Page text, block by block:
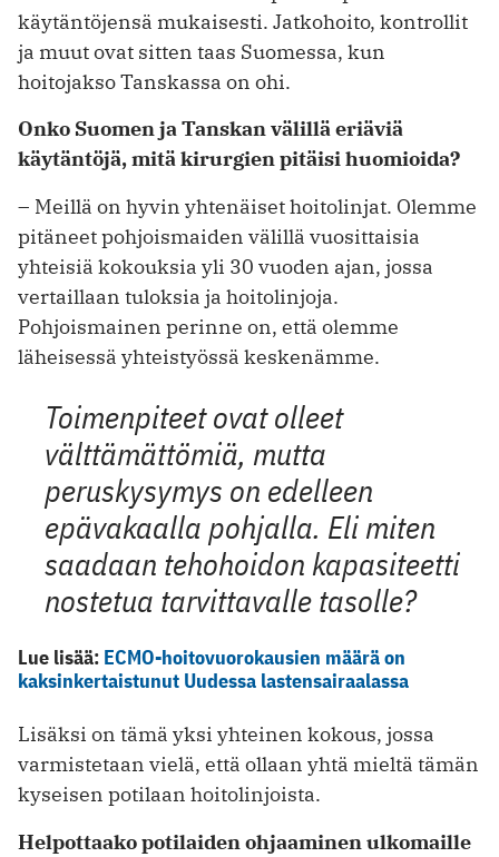
käytäntöjensä mukaisesti. Jatkohoito, kontrollit
ja muut ovat sitten taas Suomessa, kun
hoitojakso Tanskassa on ohi.
Onko Suomen ja Tanskan välillä eriäviä
käytäntöjä, mitä kirurgien pitäisi huomioida?
– Meillä on hyvin yhtenäiset hoitolinjat. Olemme
pitäneet pohjoismaiden välillä vuosittaisia
yhteisiä kokouksia yli 30 vuoden ajan, jossa
vertaillaan tuloksia ja hoitolinjoja.
Pohjoismainen perinne on, että olemme
läheisessä yhteistyössä keskenämme.
Toimenpiteet ovat olleet
välttämättömiä, mutta
peruskysymys on edelleen
epävakaalla pohjalla. Eli miten
saadaan tehohoidon kapasiteetti
nostetua tarvittavalle tasolle?
Lue lisää: ECMO-hoitovuorokausien määrä on
kaksinkertaistunut Uudessa lastensairaalassa
Lisäksi on tämä yksi yhteinen kokous, jossa
varmistetaan vielä, että ollaan yhtä mieltä tämän
kyseisen potilaan hoitolinjoista.
Helpottaako potilaiden ohjaaminen ulkomaille